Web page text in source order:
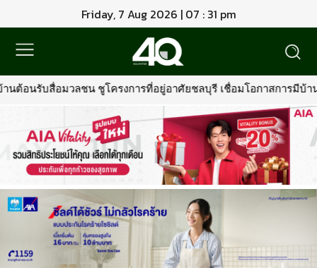
Friday, 7 Aug 2026 | 07 : 31 pm
ารที่อยู่อาศัยชลบุรี เชื่อมโอกาสการมีบ้านคุณภาพ รองรับการเติบโต